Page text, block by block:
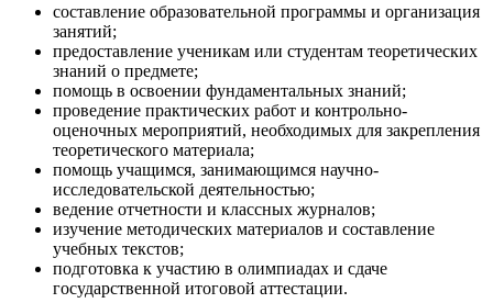
составление образовательной программы и организация
занятий;
предоставление ученикам или студентам теоретических
знаний о предмете;
помощь в освоении фундаментальных знаний;
проведение практических работ и контрольно-
оценочных мероприятий, необходимых для закрепления
теоретического материала;
помощь учащимся, занимающимся научно-
исследовательской деятельностью;
ведение отчетности и классных журналов;
изучение методических материалов и составление
учебных текстов;
подготовка к участию в олимпиадах и сдаче
государственной итоговой аттестации.